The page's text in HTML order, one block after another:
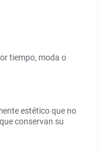
tiempo, moda o
estético que no
conservan su